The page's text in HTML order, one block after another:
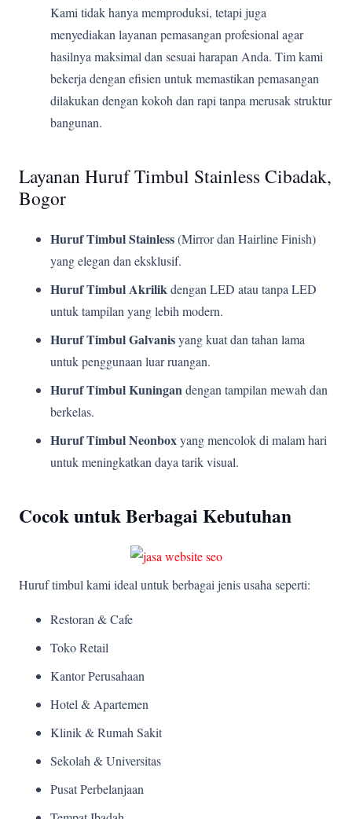
Kami tidak hanya memproduksi, tetapi juga
menyediakan layanan pemasangan profesional agar
hasilnya maksimal dan sesuai harapan Anda. Tim kami
bekerja dengan efisien untuk memastikan pemasangan
dilakukan dengan kokoh dan rapi tanpa merusak struktur
bangunan.
Layanan Huruf Timbul Stainless Cibadak,
Bogor
Huruf Timbul Stainless(Mirror dan Hairline Finish)
yang elegan dan eksklusif.
Huruf Timbul Akrilikdengan LED atau tanpa LED
untuk tampilan yang lebih modern.
Huruf Timbul Galvanisyang kuat dan tahan lama
untuk penggunaan luar ruangan.
Huruf Timbul Kuningandengan tampilan mewah dan
berkelas.
Huruf Timbul Neonboxyang mencolok di malam hari
untuk meningkatkan daya tarik visual.
Cocok untuk Berbagai Kebutuhan
Huruf timbul kami ideal untuk berbagai jenis usaha seperti:
Restoran & Cafe
Toko Retail
Kantor Perusahaan
Hotel & Apartemen
Klinik & Rumah Sakit
Sekolah & Universitas
Pusat Perbelanjaan